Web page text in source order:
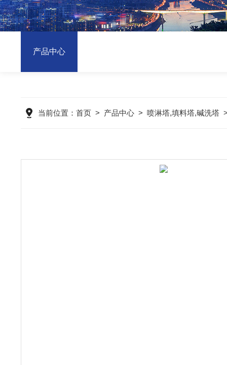
产品中心
当前位置： 首页> 产品中心> 喷淋塔,填料塔,碱洗塔